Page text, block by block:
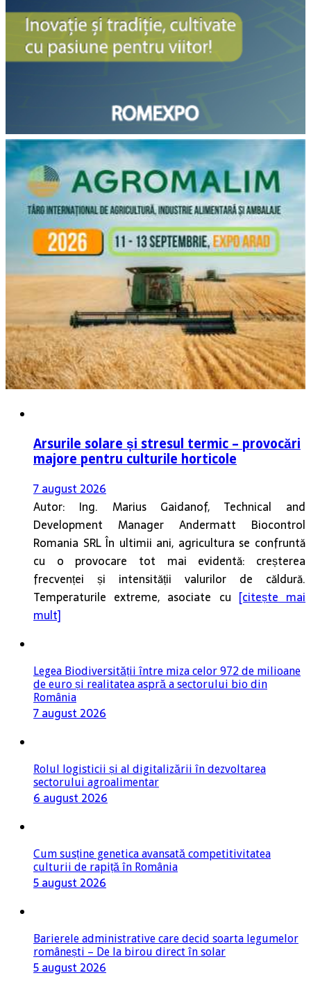
Arsurile solare și stresul termic – provocări
majore pentru culturile horticole
7 august 2026
Autor: Ing. Marius Gaidanof, Technical and
Development Manager Andermatt Biocontrol
Romania SRL În ultimii ani, agricultura se confruntă
cu o provocare tot mai evidentă: creșterea
frecvenței și intensității valurilor de căldură.
Temperaturile extreme, asociate cu [citește mai
mult]
Legea Biodiversității între miza celor 972 de milioane
de euro și realitatea aspră a sectorului bio din
România
7 august 2026
Rolul logisticii și al digitalizării în dezvoltarea
sectorului agroalimentar
6 august 2026
Cum susține genetica avansată competitivitatea
culturii de rapiță în România
5 august 2026
Barierele administrative care decid soarta legumelor
românești – De la birou direct în solar
5 august 2026